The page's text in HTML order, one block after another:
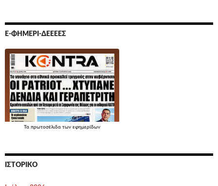
Ε-ΦΗΜΕΡΊ-ΔΕΕΕΕΣ
Τα πρωτοσέλιδα των εφημερίδων
ΙΣΤΟΡΙΚΌ